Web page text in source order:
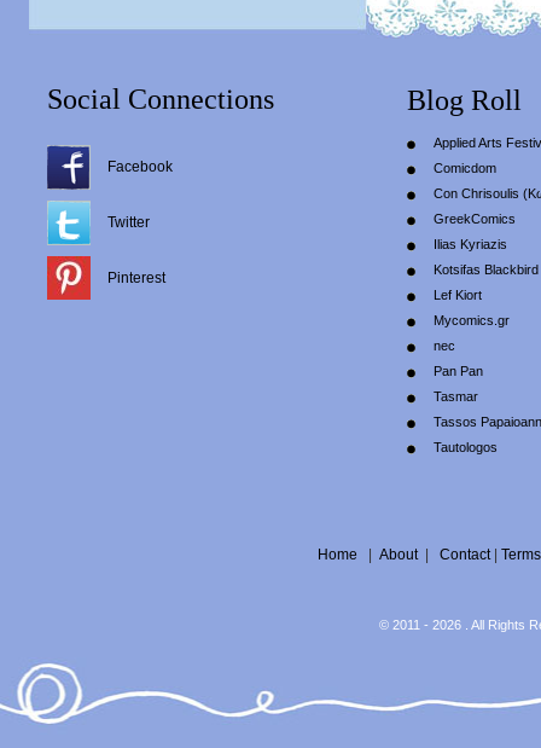
Social Connections
Facebook
Twitter
Pinterest
Blog Roll
Applied Arts
Comicdom
Con Chrisoulis
GreekComics
Ilias Kyriazis
Kotsifas Blackbird
Lef Kiort
Mycomics.gr
nec
Pan Pan
Tasmar
Tassos
Tautologos
Home About| Contact| Terms
© 2011 - 2026 . All Rights